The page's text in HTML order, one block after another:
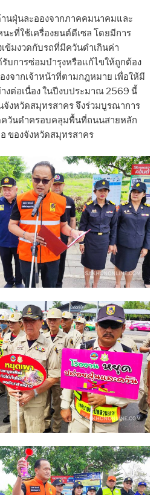
นฝุ่นละอองจากภาคคมนาคมและ
ะที่ใช้เครื่องยนต์ดีเซล โดยมีการ
ข้มงวดกับรถที่มีควันดำเกินค่า
บการซ่อมบำรุงหรือแก้ไขให้ถูกต้อง
งจากเจ้าหน้าที่ตามกฎหมาย เพื่อให้มี
งต่อเนื่อง ในปีงบประมาณ 2569 นี้
จังหวัดสมุทรสาคร จึงร่วมบูรณาการ
ควันดำครอบคลุมพื้นที่ถนนสายหลัก
ของจังหวัดสมุทรสาคร